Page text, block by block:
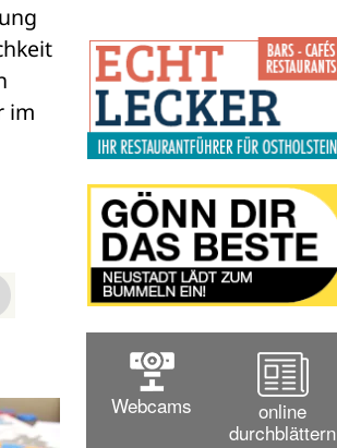
im
Webcams
online
durchblättern